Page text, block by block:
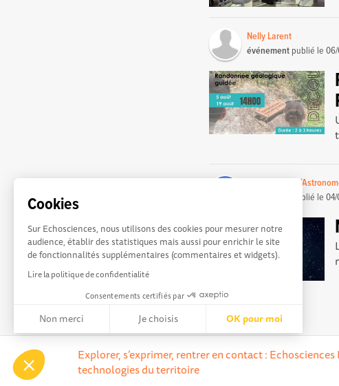
Cookies
Sur Echosciences, nous utilisons des cookies pour mesurer notre
audience, établir des statistiques mais aussi pour enrichir le site
de fonctionnalités supplémentaires (commentaires et widgets).
Lire la politique de confidentialité
Consentements certifiés par
Non merci Je choisis OK pour moi
Plateforme de Gestion du Consentement : Personnalisez vos
Notre plateforme vous permet d'adapter et de gérer vos
Nelly Larent
événement publié le
Groupement
publié le
Explorer, s’exprimer, rentrer en contact :
technologies du territoire